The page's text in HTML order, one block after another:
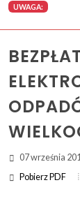
UWAGA:
07 września
Pobierz PDF